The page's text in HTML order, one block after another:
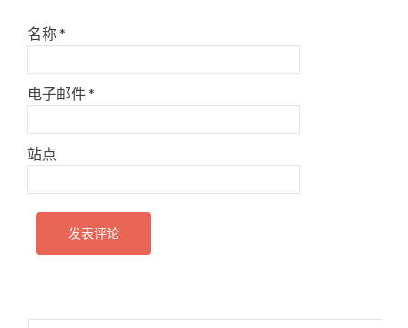
名称 *
电子邮件*
站点